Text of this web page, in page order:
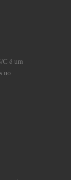
C é um
no